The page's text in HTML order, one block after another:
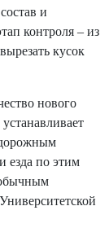
и
контроля – из
кусок
нового
езда по этим